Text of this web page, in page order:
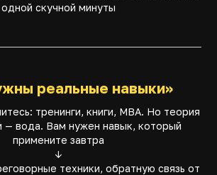
одной скучной минуты
реальные навыки»
тренинги, книги, MBA. Но теория
— вода. Вам нужен навык, который
примените завтра
↓
техники, обратную связь от